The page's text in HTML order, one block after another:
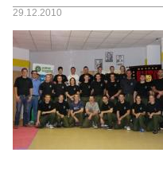
29.12.2010